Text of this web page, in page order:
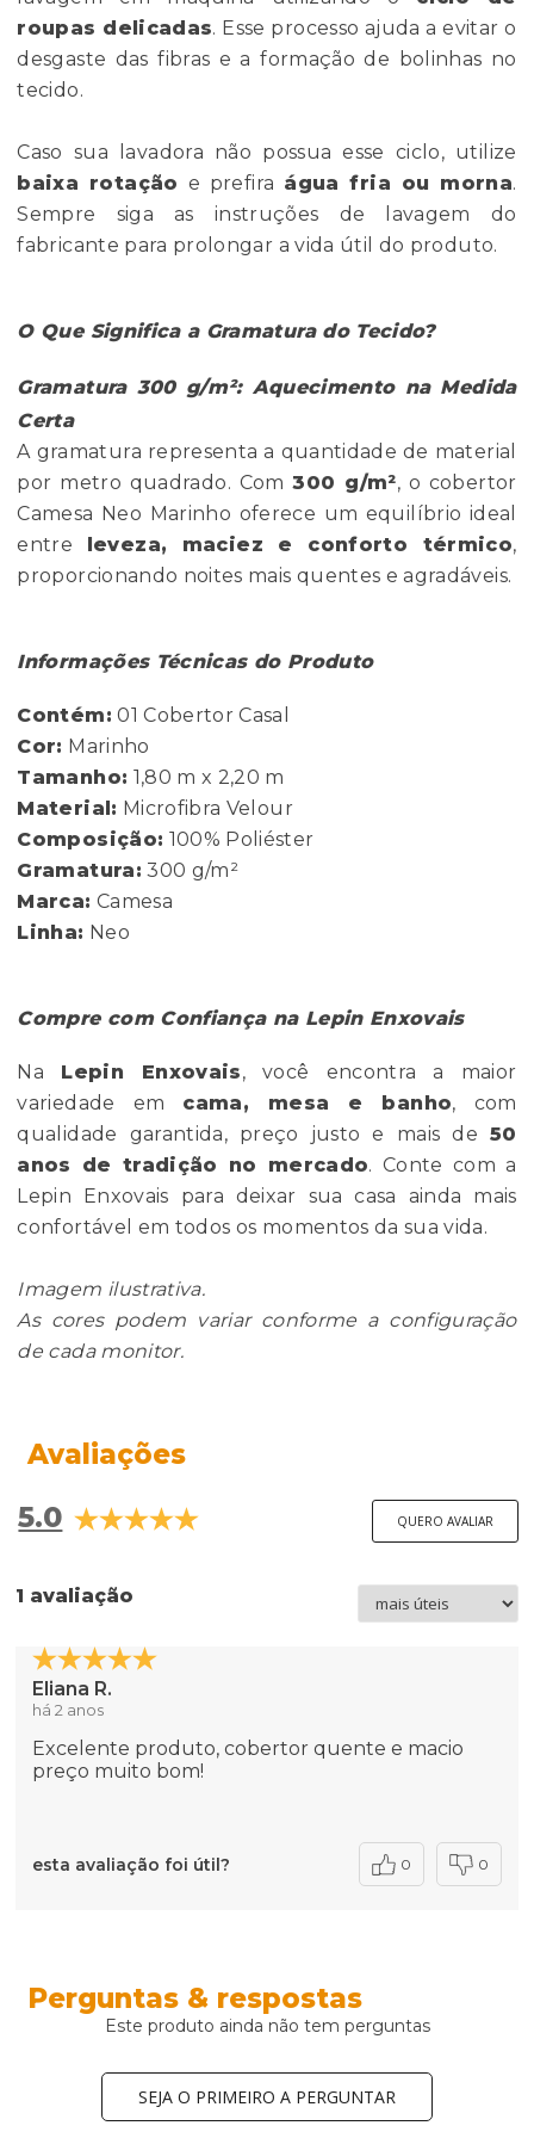
roupas delicadas. Esse processo ajuda a evitar o
desgaste das fibras e a formação de bolinhas no
tecido.
Caso sua lavadora não possua esse ciclo, utilize
baixa rotação e prefira água fria ou morna.
Sempre siga as instruções de lavagem do
fabricante para prolongar a vida útil do produto.
O Que Significa a Gramatura do Tecido?
Gramatura 300 g/m²: Aquecimento na Medida
Certa
A gramatura representa a quantidade de material
por metro quadrado. Com300 g/m², o cobertor
Camesa Neo Marinho oferece um equilíbrio ideal
entre
leveza, maciez e conforto térmico,
proporcionando noites mais quentes e agradáveis.
Informações Técnicas do Produto
Contém: 01 Cobertor Casal
Cor: Marinho
Tamanho: 1,80 m x 2,20 m
Material: Microfibra Velour
Composição: 100% Poliéster
Gramatura: 300 g/m²
Marca: Camesa
Linha: Neo
Compre com Confiança na Lepin Enxovais
Na Lepin Enxovais, você encontra a maior
variedade em cama, mesa e banho, com
qualidade garantida, preço justo e mais de 50
anos de tradição no mercado. Conte com a
Lepin Enxovais para deixar sua casa ainda mais
confortável em todos os momentos da sua vida.
Imagem ilustrativa.
As cores podem variar conforme a configuração
de cada monitor.
Avaliações
5.0 QUERO AVALIAR
1 avaliação
Eliana R.
há 2 anos
Excelente produto, cobertor quente e macio
preço muito bom!
esta avaliação foi útil? 0 0
Perguntas & respostas
Este produto ainda não tem perguntas
SEJA O PRIMEIRO A PERGUNTAR